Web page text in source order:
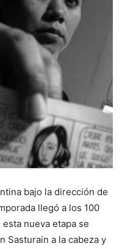
bajo la dirección de
llegó a los 100
nueva etapa se
Sasturain a la cabeza y